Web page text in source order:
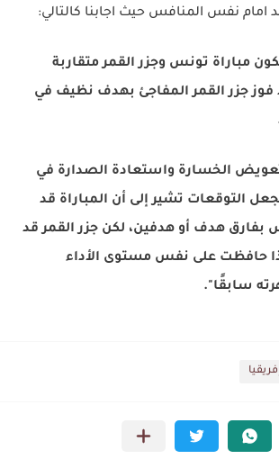
امام نفس المنافس حيث اجابنا كالتالي:
مباراة تونس وجزر القمر متقاربة
فوز جزر القمر المفاجئ بهدف نظيف في
الخسارة واستعادة الصدارة في
التوقعات تشير إلى أن المباراة قد
بفارق هدف أو هدفين، لكن جزر القمر قد
حافظت على نفس مستوى الأداء
سابقًا".